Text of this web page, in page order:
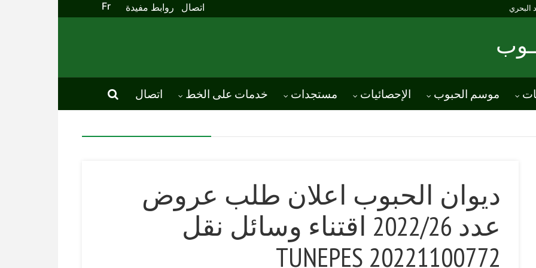
البحري روابط مفيدة اتصال Fr
موسم الحبوب الإحصائيات مستجدات خدمات على الخط اتصال
ديوان الحبوب اعلان طلب عروض
عدد 2022/26 اقتناء وسائل نقل
TUNEPES 20221100772